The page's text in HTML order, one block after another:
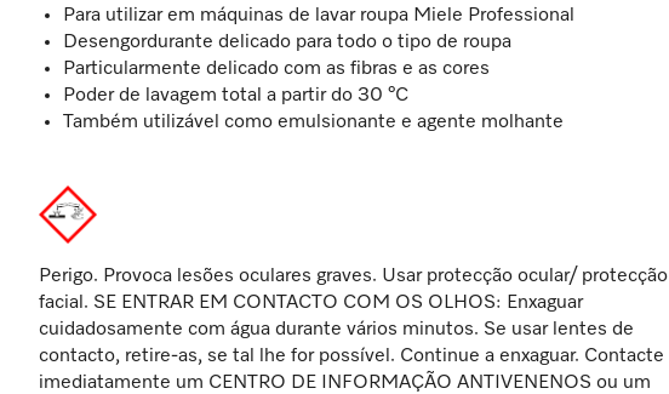
Para utilizar em máquinas de lavar roupa Miele Professional
Desengordurante delicado para todo o tipo de roupa
Particularmente delicado com as fibras e as cores
Poder de lavagem total a partir do 30 °C
Também utilizável como emulsionante e agente molhante
Perigo. Provoca lesões oculares graves. Usar protecção ocular/ protecção
facial. SE ENTRAR EM CONTACTO COM OS OLHOS: Enxaguar
cuidadosamente com água durante vários minutos. Se usar lentes de
contacto, retire-as, se tal lhe for possível. Continue a enxaguar. Contacte
imediatamente um CENTRO DE INFORMAÇÃO ANTIVENENOS ou um